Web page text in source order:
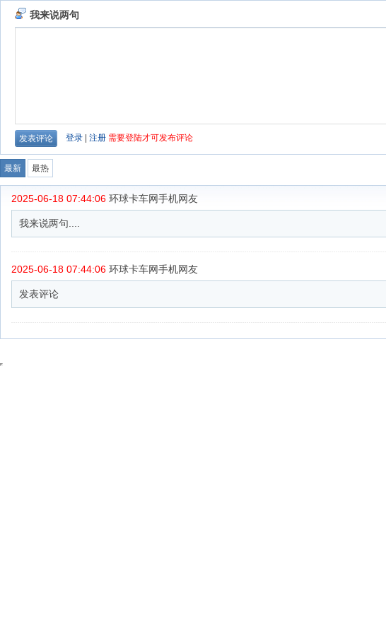
我来说两句
登录 注册 需要登陆才可发布评论
最新 最热
2025-06-18 07:44:06 环球卡车网手机网友
我来说两句....
2025-06-18 07:44:06 环球卡车网手机网友
发表评论